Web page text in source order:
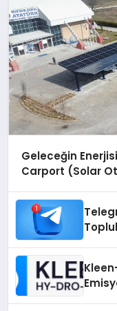
Geleceğin
Carport (Solar